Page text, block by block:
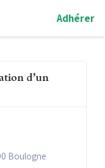
Adhérer
d’un
Boulogne